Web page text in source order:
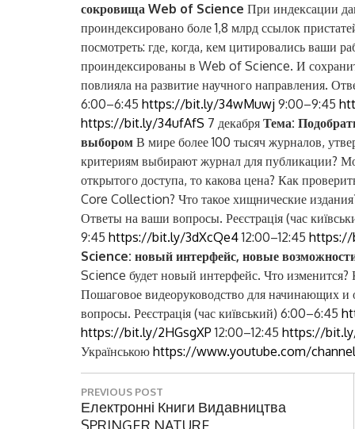
сокровища Web of Science При индексации
проиндексировано боле 1,8 млрд ссылок
посмотреть: где, когда, кем цитировались ваши
проиндексированы в Web of Science. И
повлияла на развитие научного направления.
6:00–6:45 https://bit.ly/34wMuwj 9:00–9:45
https://bit.ly/34ufAfS 7 декабря Тема:
выбором В мире более 100 тысяч журналов,
критериям выбирают журнал для публикации?
открытого доступа, то какова цена? Как
Core Collection? Что такое хищнические
Ответы на ваши вопросы. Реєстрація (час
9:45 https://bit.ly/3dXcQe412:00–12:45 https://
Science: новый интерфейс, новые
Science будет новый интерфейс. Что изменится?
Пошаговое видеоруководство для начинающих
вопросы. Реєстрація (час київський) 6:00–6:45
https://bit.ly/2HGsgXP 12:00–12:45 https://
Українською https://www.youtube.com/channel/
Н
а
PREVIOUS POST
P
R
Електронні Книги Видавництва
SPRINGER NATURE